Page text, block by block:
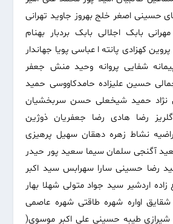
حسینی اصغر خلج بهروز جاوید تهرانی
بابک اجلالی بابک بردبار بهنام
کهزادی پانته ا عباسی پویا جهاندار
شفایی پروانه وحید منش جعفر
حسین علیزاده حامدکاووسی حمید
نژاد حمید شیخعلی حسن سربخشیان
رضا هادی رضا جعفریان ذوژین
نشاط زهره دهقان سهیل پرهیزی
آگنجی سلمان سیما سعید پور حیدر
رضا حسینی سارا سهرابس سید اکبر
اردشیر سید جواد متولی شهلا بهار
اواره شهره طاقتی شهره عاصمی
طیبه حسینی علی اکبر موسوی(